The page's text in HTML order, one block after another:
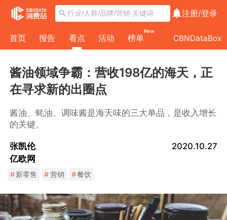
注册/登录
首页 报告 看点 活动 榜单
New
CBNDataBox
酱油领域争霸：营收198亿的海天，正
在寻求新的出圈点
酱油、蚝油、调味酱是海天味的三大单品，是收入增长
的关键。
张凯伦
亿欧网
2020.10.27
#新零售 #营销 #餐饮